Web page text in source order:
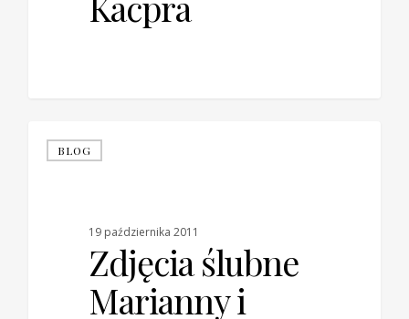
BLOG
19 października 2011
Zdjęcia ślubne
Marianny i